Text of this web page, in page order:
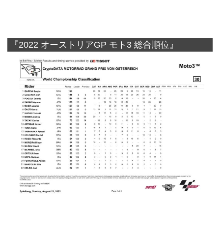
『2022 オーストリアGP モト3 総合順位』